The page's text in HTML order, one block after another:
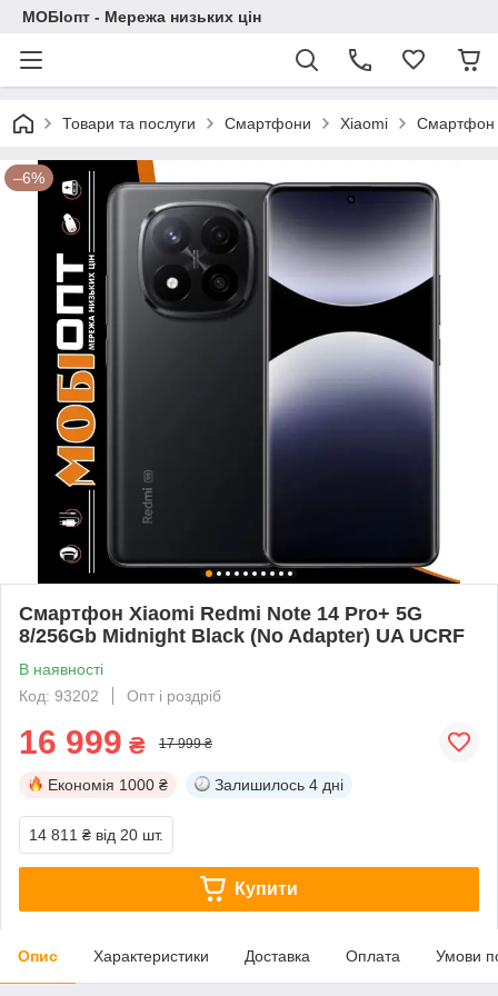
МОБІопт - Мережа низьких цін
Товари та послуги Смартфони Xiaomi Смартфон
–6%
Смартфон Xiaomi Redmi Note 14 Pro+ 5G
8/256Gb Midnight Black (No Adapter) UA UCRF
В наявності
Код: 93202
Опт і роздріб
16 999 ₴ 17 999 ₴
Економія 1000 ₴ Залишилось 4 дні
14 811 ₴ від 20 шт.
Купити
Опис Характеристики Доставка Оплата Умови